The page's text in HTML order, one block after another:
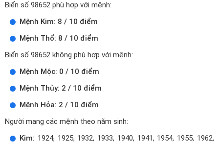
Biển số 98652 phù hợp với mệnh:
Mệnh Kim: 8 / 10 điểm
Mệnh Thổ: 8 / 10 điểm
Biển số 98652 không phù hợp với mệnh:
Mệnh Mộc: 0 / 10 điểm
Mệnh Thủy: 2 / 10 điểm
Mệnh Hỏa: 2 / 10 điểm
Người mang các mệnh theo năm sinh:
Kim: 1924, 1925, 1932, 1933, 1940, 1941, 1954, 1955, 1962,